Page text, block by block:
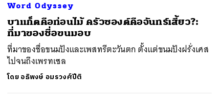
Word Odyssey
บาแก็ตคือท่อนไม้ ครัวซองต์คือจันทร์เสี้ยว?:
ที่มาของชื่อขนมอบ
ที่มาของชื่อขนมปังและเพสทรีตะวันตก ตั้งแต่ขนมปังฝรั่งเศส
ไปจนถึงเพรทเซล
โดย อธิพงษ์ อมรวงศ์ปีติ